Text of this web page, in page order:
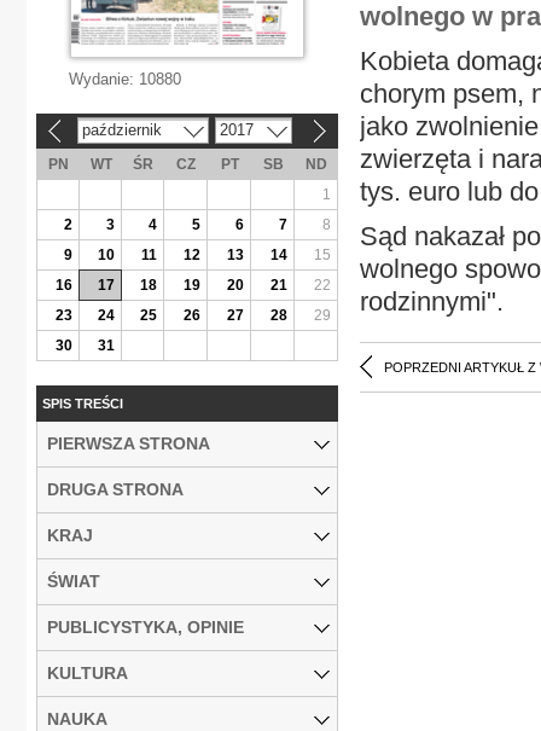
wolnego w
Kobieta
chorym psem,
jako
zwierzęta i
tys. euro lub
Sąd nakazał
wolnego
rodzinnymi".
POPRZEDNI ARTYKUŁ Z
Wydanie: 10880
październik 2017
PN WT ŚR CZ PT SB
ND
1
2
3 4 5 6 7
8
9
10 11 12 13 14
15
16
17 18 19 20 21
22
23
24 25 26 27 28
29
30
31
SPIS TREŚCI
PIERWSZA STRONA
DRUGA STRONA
KRAJ
ŚWIAT
PUBLICYSTYKA, OPINIE
KULTURA
NAUKA